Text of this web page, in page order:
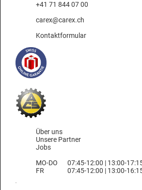
+41 71 844 07 00
carex@carex.ch
Kontaktformular
Über uns
Unsere Partner
Jobs
MO-DO
FR
07:45-12:00 | 13:00-
07:45-12:00 | 13:00-